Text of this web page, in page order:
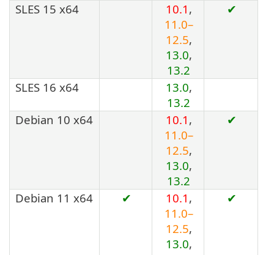
SLES 15 x64 10.1 ,
11.0–
12.5,
13.0,
13.2
✔
SLES 16 x64 13.0,
13.2
Debian 10 x64
10.1 ,
11.0–
12.5,
13.0,
13.2
✔
Debian 11 x64 ✔ 10.1 ,
11.0–
12.5,
13.0,
✔